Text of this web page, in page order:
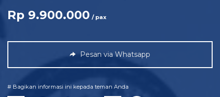
Rp 9.900.000 / pax
Pesan via Whatsapp
# Bagikan informasi ini kepada teman Anda